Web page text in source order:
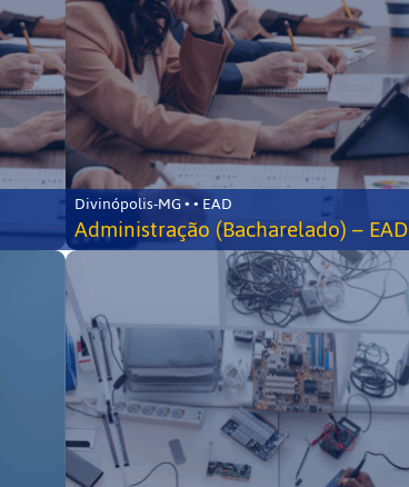
Divinópolis-MG • • EAD
Administração (Bacharelado) – EAD